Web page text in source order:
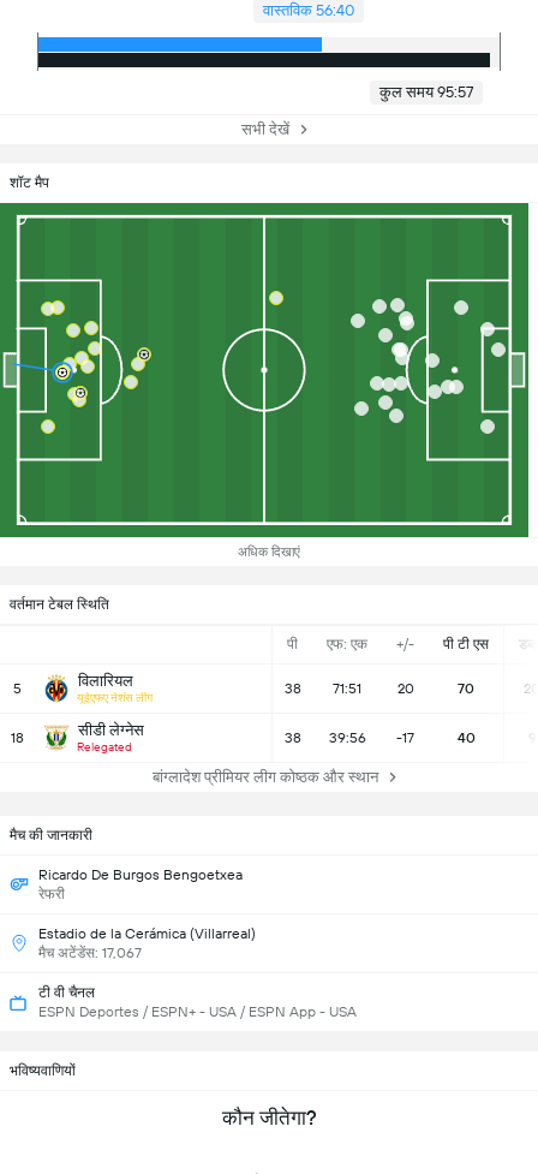
वास्तविक 56:40
कुल समय 95:57
सभी देखें
शॉट मैप
अधिक दिखाएं
वर्तमान टेबल स्थिति
पी एफ: एक +/- पी टी एस
5 विलारियल
यूईएफए नेशंस लीग
38 71:51 20 70
18 सीडी लेग्नेस
Relegated
38 39:56 -17 40 9
बांग्लादेश प्रीमियर लीग कोष्ठक और स्थान
मैच की जानकारी
Ricardo De Burgos Bengoetxea
रेफरी
Estadio de la Cerámica (Villarreal)
मैच अटेंडेंस: 17,067
टी वी चैनल
ESPN Deportes / ESPN+ - USA / ESPN App - USA
भविष्यवाणियों
कौन जीतेगा?